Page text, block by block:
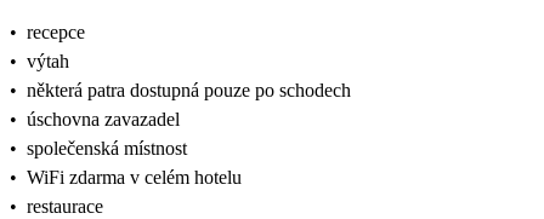
• recepce
• výtah
• některá patra dostupná pouze po schodech
• úschovna zavazadel
• společenská místnost
• WiFi zdarma v celém hotelu
• restaurace